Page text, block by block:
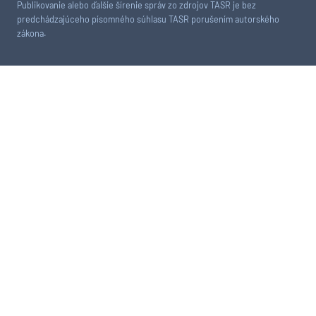
Publikovanie alebo ďalšie šírenie správ zo zdrojov TASR je bez
predchádzajúceho písomného súhlasu TASR porušením autorského
zákona.